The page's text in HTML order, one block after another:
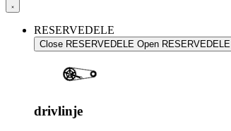
RESERVEDELE
Close RESERVEDELE Open RESERVEDELE
drivlinje